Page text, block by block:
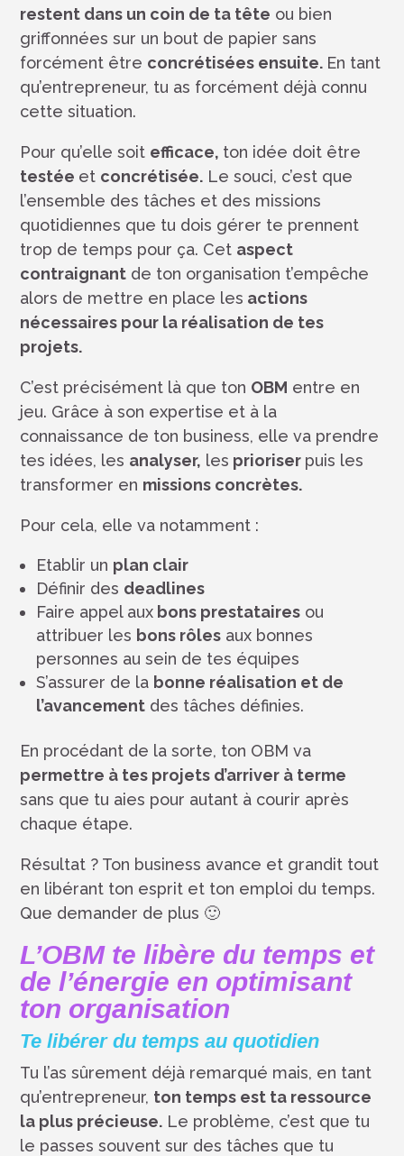
restent dans un coin de ta tête ou bien
griffonnées sur un bout de papier sans
forcément être concrétisées ensuite. En tant
qu’entrepreneur, tu as forcément déjà connu
cette situation.
Pour qu’elle soit efficace, ton idée doit être
testée et concrétisée. Le souci, c’est que
l’ensemble des tâches et des missions
quotidiennes que tu dois gérer te prennent
trop de temps pour ça. Cet aspect
contraignant de ton organisation t’empêche
alors de mettre en place les actions
nécessaires pour la réalisation de tes
projets.
C’est précisément là que ton OBM entre en
jeu. Grâce à son expertise et à la
connaissance de ton business, elle va prendre
tes idées, les analyser, les prioriser puis les
transformer en missions concrètes.
Pour cela, elle va notamment :
Etablir un plan clair
Définir des deadlines
Faire appel aux bons prestataires ou
attribuer les bons rôles aux bonnes
personnes au sein de tes équipes
S’assurer de la bonne réalisation et de
l’avancement des tâches définies.
En procédant de la sorte, ton OBM va
permettre à tes projets d’arriver à terme
sans que tu aies pour autant à courir après
chaque étape.
Résultat ? Ton business avance et grandit tout
en libérant ton esprit et ton emploi du temps.
Que demander de plus 🙂
L’OBM te libère du temps et
de l’énergie en optimisant
ton organisation
Te libérer du temps au quotidien
Tu l’as sûrement déjà remarqué mais, en tant
qu’entrepreneur, ton temps est ta ressource
la plus précieuse. Le problème, c’est que tu
le passes souvent sur des tâches que tu